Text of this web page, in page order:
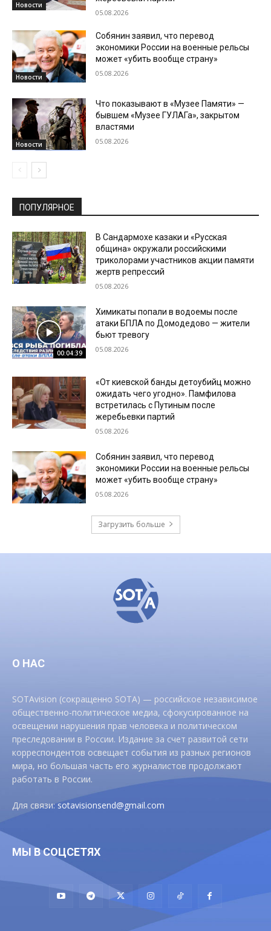
Новости
05.08.2026
Новости
Собянин заявил, что перевод
экономики России на военные рельсы
может «убить вообще страну»
05.08.2026
Новости
Что показывают в «Музее Памяти» —
бывшем «Музее ГУЛАГа», закрытом
властями
05.08.2026
ПОПУЛЯРНОЕ
В Сандармохе казаки и «Русская
община» окружали российскими
триколорами участников акции памяти
жертв репрессий
05.08.2026
00:04:39
Химикаты попали в водоемы после
атаки БПЛА по Домодедово — жители
бьют тревогу
05.08.2026
«От киевской банды детоубийц можно
ожидать чего угодно». Памфилова
встретилась с Путиным после
жеребьевки партий
05.08.2026
Собянин заявил, что перевод
экономики России на военные рельсы
может «убить вообще страну»
05.08.2026
Загрузить больше
О НАС
SOTAvision (сокращенно SOTA) — российское независимое
общественно-политическое медиа, сфокусированное на
освещении нарушения прав человека и политическом
преследовании в России. Издание за счет развитой сети
корреспондентов освещает события из разных регионов
мира, но большая часть его журналистов продолжают
работать в России.
Для связи:sotavisionsend@gmail.com
МЫ В СОЦСЕТЯХ